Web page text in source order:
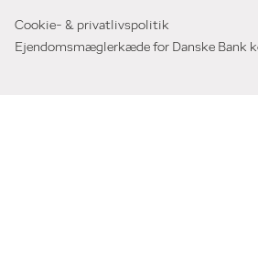
Cookie- & privatlivspolitik
Ejendomsmæglerkæde for Danske Bank